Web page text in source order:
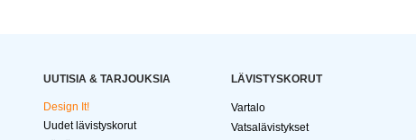
UUTISIA & TARJOUKSIA
Design It!
Uudet lävistyskorut
LÄVISTYSKORUT
Vartalo
Vatsalävistykset